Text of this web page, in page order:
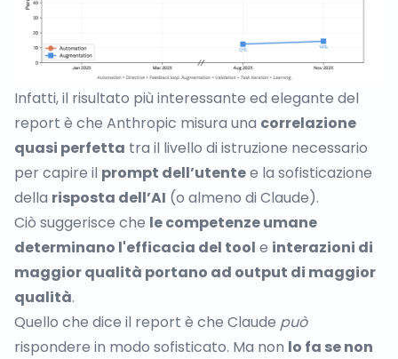
Infatti, il risultato più interessante ed elegante del
report è che Anthropic misura una correlazione
quasi perfetta tra il livello di istruzione necessario
per capire il prompt dell’utentee la sofisticazione
della risposta dell’AI (o almeno di Claude).
Ciò suggerisce che le competenze umane
determinano l'efficacia del tool e interazioni di
maggior qualità portano ad output di maggior
qualità.
Quello che dice il report è che Claude può
rispondere in modo sofisticato. Ma non lo fa se non